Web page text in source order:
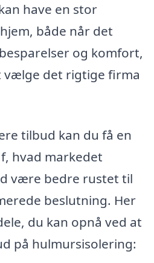
have en stor
både når det
og komfort,
vælge det rigtige firma
tilbud kan du få en
hvad markedet
være bedre rustet til
beslutning. Her
du kan opnå ved at
på hulmursisolering: